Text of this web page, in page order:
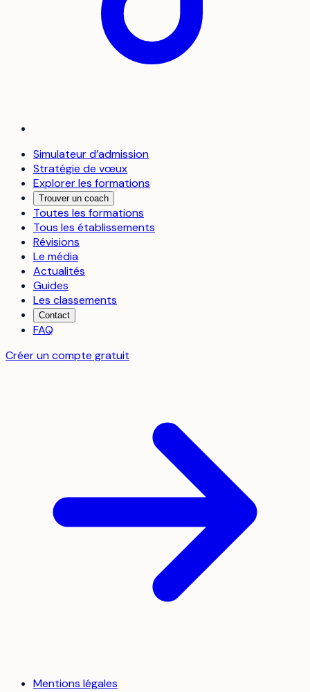
Simulateur d’admission
Stratégie de vœux
Explorer les formations
Trouver un coach
Toutes les formations
Tous les établissements
Révisions
Le média
Actualités
Guides
Les classements
Contact
FAQ
Créer un compte gratuit
Mentions légales